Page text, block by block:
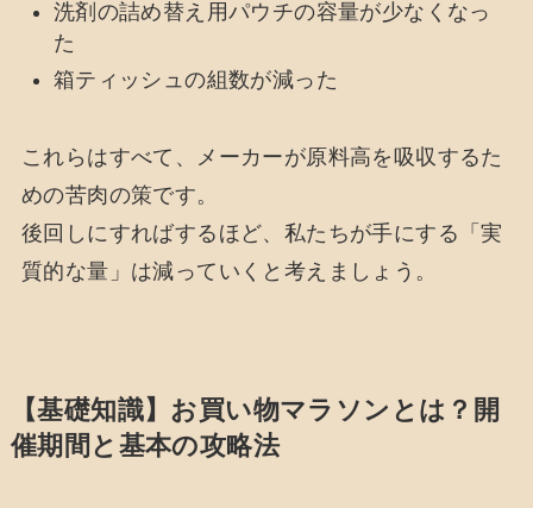
洗剤の詰め替え用パウチの容量が少なくなっ
た
箱ティッシュの組数が減った
これらはすべて、メーカーが原料高を吸収するた
めの苦肉の策です。
後回しにすればするほど、私たちが手にする「実
質的な量」は減っていくと考えましょう。
【基礎知識】お買い物マラソンとは？開
催期間と基本の攻略法